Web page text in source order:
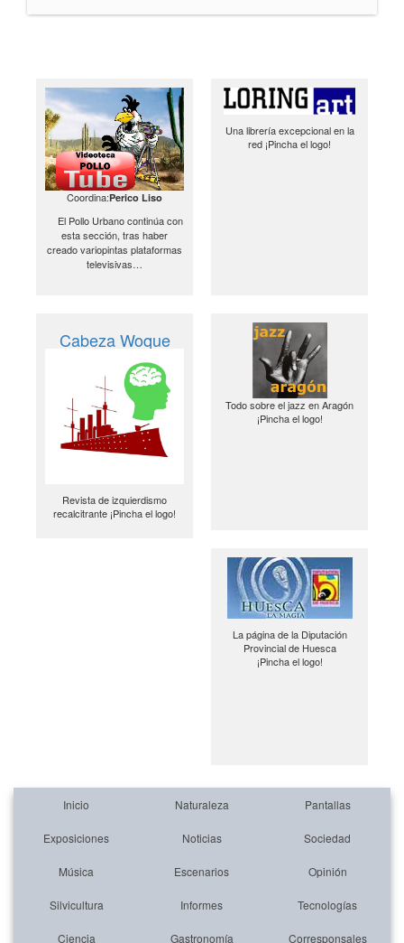
Coordina:Perico Liso
El Pollo Urbano continúa con
esta sección, tras haber
creado variopintas plataformas
televisivas…
Una librería excepcional en la
red ¡Pincha el logo!
Cabeza Woque
Revista de izquierdismo
recalcitrante ¡Pincha el logo!
Todo sobre el jazz en Aragón
¡Pincha el logo!
La página de la Diputación
Provincial de Huesca
¡Pincha el logo!
Inicio Naturaleza Pantallas
Exposiciones Noticias Sociedad
Música Escenarios Opinión
Silvicultura Informes Tecnologías
Ciencia Gastronomía Corresponsales